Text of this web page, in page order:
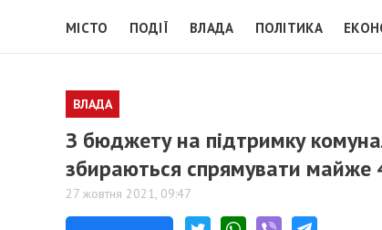
МІСТО ПОДІЇ ВЛАДА ПОЛІТИКА
ВЛАДА
З бюджету на підтримку
збираються спрямувати майже
27 жовтня 2021, 09:47